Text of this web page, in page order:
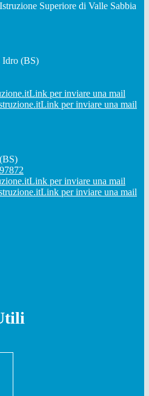
Superiore di Valle Sabbia
Idro (BS)
Link per inviare una mail
Link per inviare una mail
Link per inviare una mail
Link per inviare una mail